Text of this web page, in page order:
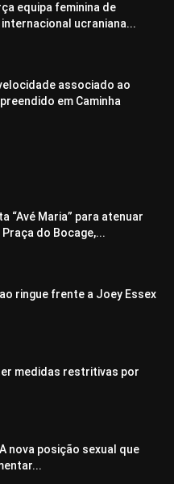
equipa feminina de
ucraniana...
associado ao
em Caminha
“Avé Maria” para atenuar
do Bocage,...
ringue frente a Joey Essex
medidas restritivas por
nova posição sexual que